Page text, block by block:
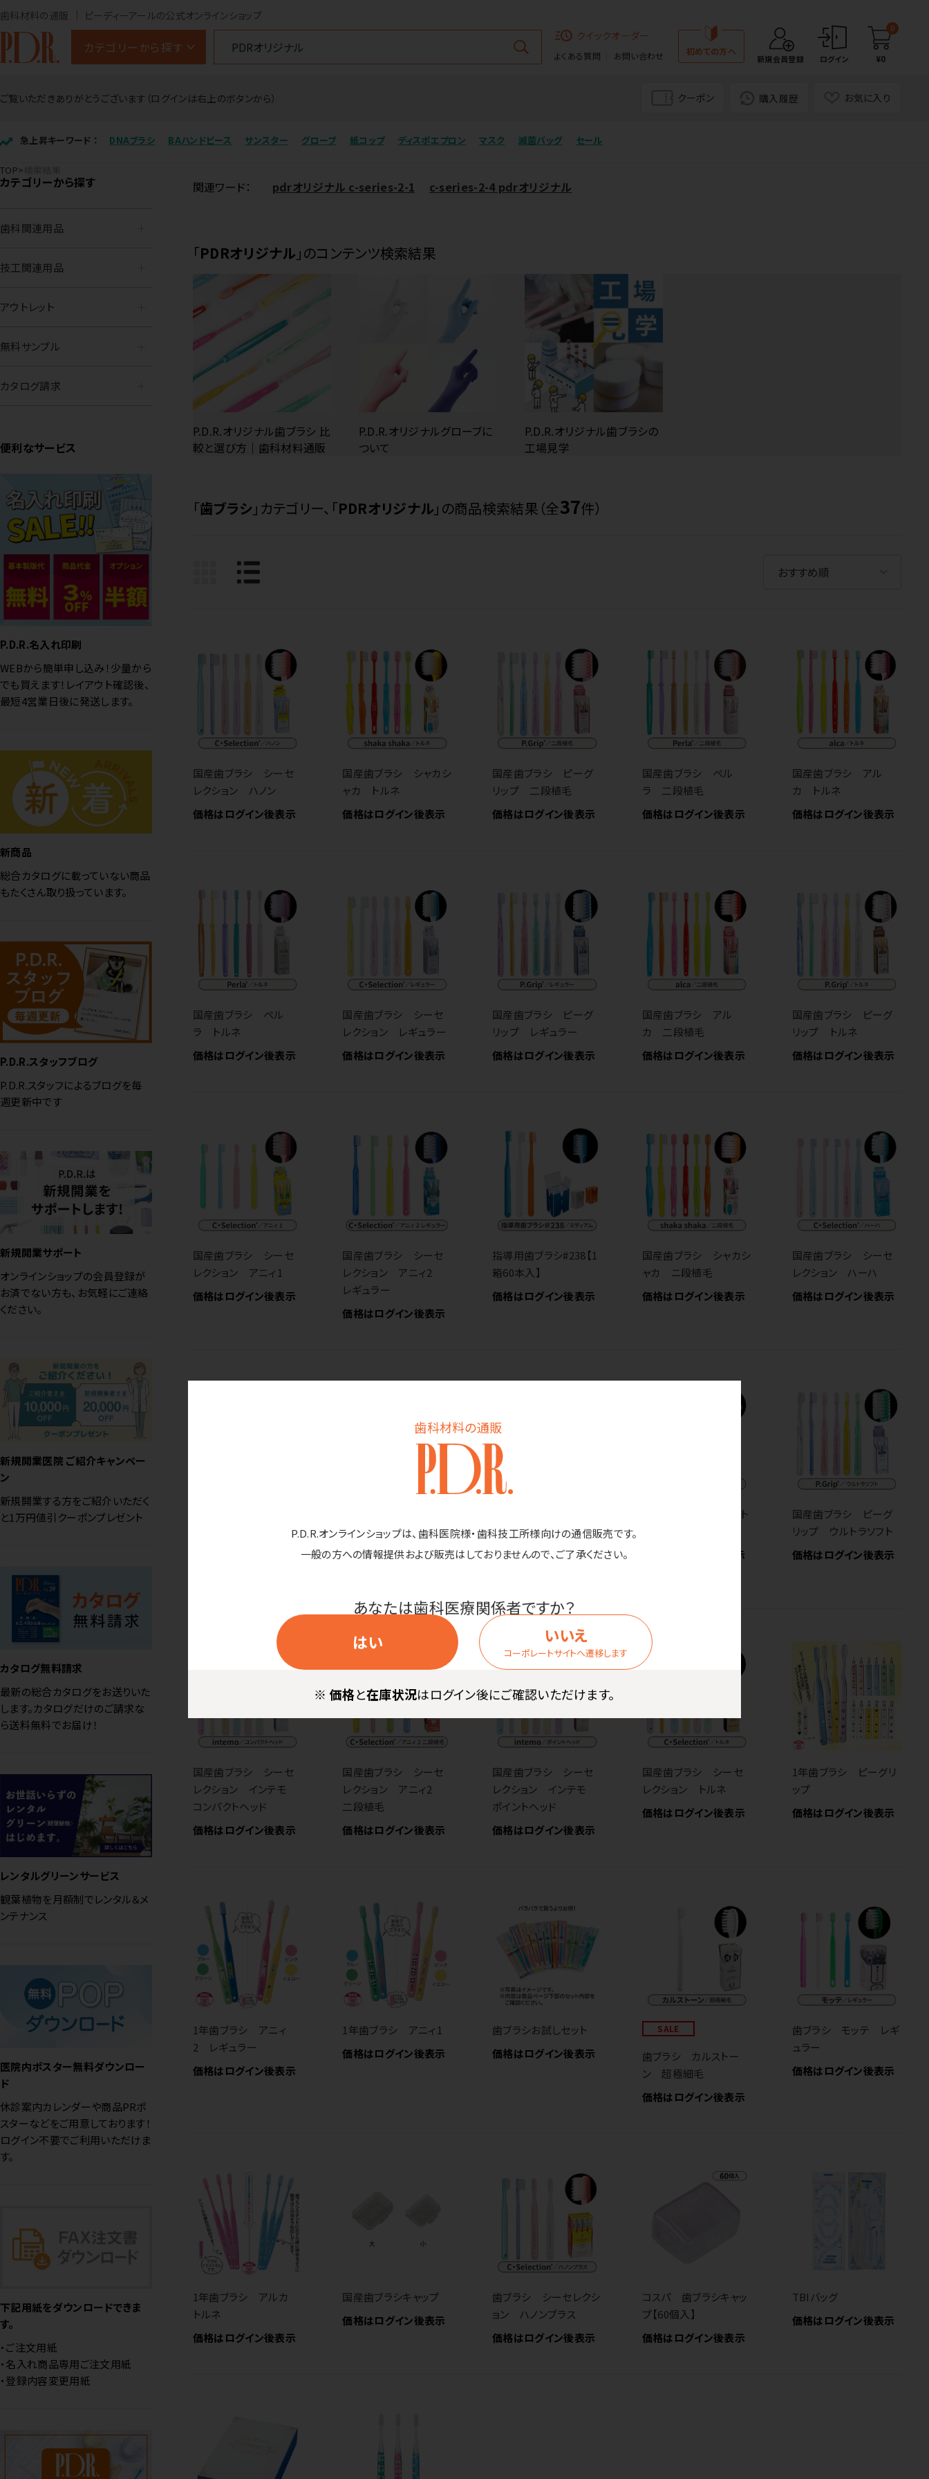
歯科材料の通販
P.D.R.オンラインショップは、歯科医院様・歯科技工所様向けの通信販売です。
一般の方への情報提供および販売はしておりませんので、ご了承ください。
あなたは歯科医療関係者ですか？
はい
いいえ
コーポレートサイトへ遷移します
※ 価格と在庫状況はログイン後にご確認いただけます。
歯科材料の通販 ピーディーアールの公式オンラインショップ
カテゴリーから探す
クイックオーダー
よくある質問 お問い合わせ 初めての方へ
新規会員登録 ログイン
0
¥0
ご覧いただきありがとうございます（ログインは右上のボタンから） クーポン 購入履歴 お気に入り
急上昇キーワード ： DNAブラシ BAハンドピース サンスター グローブ 紙コップ ディスポエプロン マスク 滅菌バッグ セール
TOP
カテゴリーから探す
歯科関連用品
技工関連用品
アウトレット
無料サンプル
カタログ請求
便利なサービス
P.D.R.名入れ印刷
WEBから簡単申し込み！少量から
でも買えます！レイアウト確認後、
最短4営業日後に発送します。
新商品
総合カタログに載っていない商品
もたくさん取り扱っています。
P.D.R.スタッフブログ
P.D.R.スタッフによるブログを毎
週更新中です
新規開業サポート
オンラインショップの会員登録が
お済でない方も、お気軽にご連絡
ください。
新規開業医院 ご紹介キャンペー
ン
新規開業する方をご紹介いただく
と1万円値引クーポンプレゼント
カタログ無料請求
最新の総合カタログをお送りいた
します。カタログだけのご請求な
ら送料無料でお届け！
レンタルグリーンサービス
観葉植物を月額制でレンタル＆メ
ンテナンス
医院内ポスター無料ダウンロー
ド
休診案内カレンダーや商品PRポ
スターなどをご用意しております！
ログイン不要でご利用いただけま
す。
下記用紙をダウンロードできま
す。
・ご注文用紙
・名入れ商品専用ご注文用紙
・登録内容変更用紙
関連ワード： pdrオリジナル c-series-2-1 c-series-2-4 pdrオリジナル
「PDRオリジナル 」のコンテンツ検索結果
P.D.R.オリジナル歯ブラシ 比
較と選び方｜歯科材料通販
P.D.R.オリジナルグローブに
ついて
P.D.R.オリジナル歯ブラシの
工場見学
「歯ブラシ 」カテゴリー、「PDRオリジナル」の商品検索結果（全37件）
国産歯ブラシ シーセ
レクション ハノン
価格はログイン後表示
国産歯ブラシ シャカシ
ャカ トルネ
価格はログイン後表示
国産歯ブラシ ピーグ
リップ 二段植毛
価格はログイン後表示
国産歯ブラシ ペル
ラ 二段植毛
価格はログイン後表示
国産歯ブラシ アル
カ トルネ
価格はログイン後表示
国産歯ブラシ ペル
ラ トルネ
価格はログイン後表示
国産歯ブラシ シーセ
レクション レギュラー
価格はログイン後表示
国産歯ブラシ ピーグ
リップ レギュラー
価格はログイン後表示
国産歯ブラシ アル
カ 二段植毛
価格はログイン後表示
国産歯ブラシ ピーグ
リップ トルネ
価格はログイン後表示
国産歯ブラシ シーセ
レクション アニィ1
価格はログイン後表示
国産歯ブラシ シーセ
レクション アニィ2
レギュラー
価格はログイン後表示
指導用歯ブラシ#238【1
箱60本入】
価格はログイン後表示
国産歯ブラシ シャカシ
ャカ ニ段植毛
価格はログイン後表示
国産歯ブラシ シーセ
レクション ハーハ
価格はログイン後表示
リップ 矯正用 四段
植毛
ラ レギュラー
価格はログイン後表示
歯ブラシ ピーポイント
価格はログイン後表示
国産歯ブラシ ピーグ
リップ ウルトラソフト
価格はログイン後表示
国産歯ブラシ シーセ
レクション インテモ
コンパクトヘッド
価格はログイン後表示
国産歯ブラシ シーセ
レクション アニィ2
二段植毛
価格はログイン後表示
国産歯ブラシ シーセ
レクション インテモ
ポイントヘッド
価格はログイン後表示
国産歯ブラシ シーセ
レクション トルネ
価格はログイン後表示
1年歯ブラシ ピーグリ
ップ
価格はログイン後表示
1年歯ブラシ アニィ
2 レギュラー
価格はログイン後表示
1年歯ブラシ アニィ1
価格はログイン後表示
歯ブラシお試しセット
価格はログイン後表示
SALE
歯ブラシ カルストー
ン 超極細毛
価格はログイン後表示
歯ブラシ モッテ レギ
ュラー
価格はログイン後表示
1年歯ブラシ アルカ
トルネ
価格はログイン後表示
国産歯ブラシキャップ
価格はログイン後表示
歯ブラシ シーセレクシ
ョン ハノンプラス
価格はログイン後表示
コスパ 歯ブラシキャッ
プ【60個入】
価格はログイン後表示
TBIバッグ
価格はログイン後表示